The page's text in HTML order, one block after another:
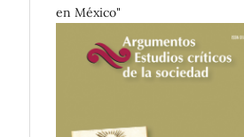
en México"